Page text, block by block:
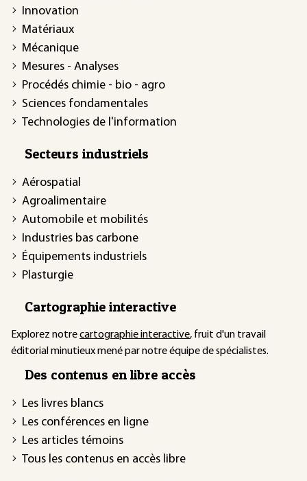
Innovation
Matériaux
Mécanique
Mesures - Analyses
Procédés chimie - bio - agro
Sciences fondamentales
Technologies de l'information
Secteurs industriels
Aérospatial
Agroalimentaire
Automobile et mobilités
Industries bas carbone
Équipements industriels
Plasturgie
Cartographie interactive
Explorez notrecartographie interactive, fruit d'un travail
éditorial minutieux mené par notre équipe de spécialistes.
Des contenus en libre accès
Les livres blancs
Les conférences en ligne
Les articles témoins
Tous les contenus en accès libre